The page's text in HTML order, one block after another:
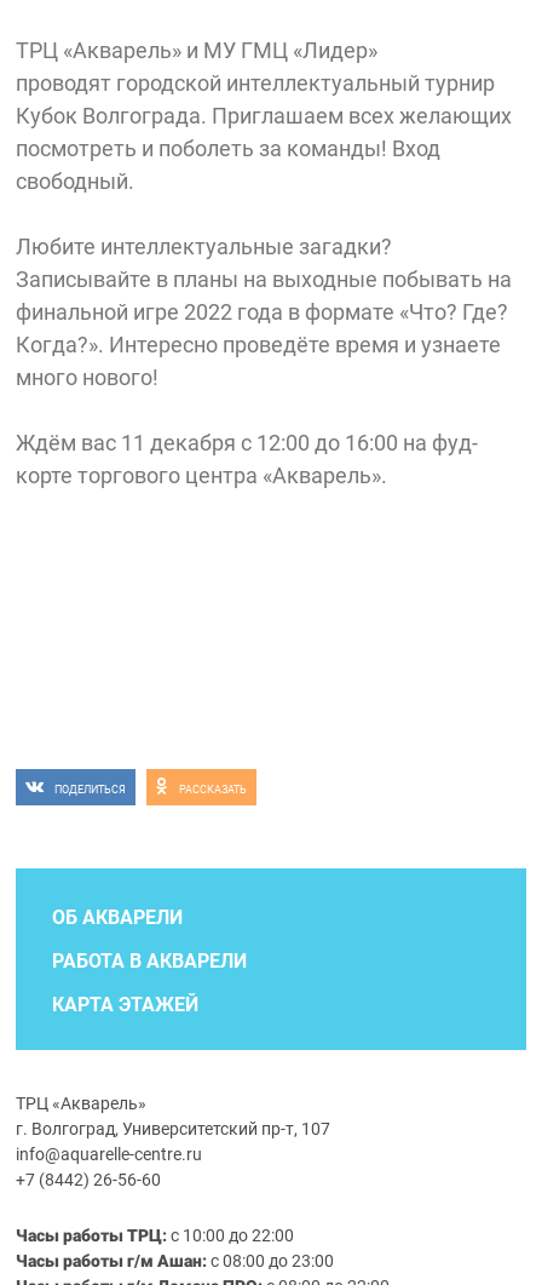
ТРЦ «Акварель» и МУ ГМЦ «Лидер»
проводят городской интеллектуальный турнир
Кубок Волгограда. Приглашаем всех желающих
посмотреть и поболеть за команды! Вход
свободный.
Любите интеллектуальные загадки?
Записывайте в планы на выходные побывать на
финальной игре 2022 года в формате «Что? Где?
Когда?». Интересно проведёте время и узнаете
много нового!
Ждём вас 11 декабря с 12:00 до 16:00 на фуд-
корте торгового центра «Акварель».
ПОДЕЛИТЬСЯ РАССКАЗАТЬ
ОБ АКВАРЕЛИ
РАБОТА В АКВАРЕЛИ
КАРТА ЭТАЖЕЙ
ТРЦ «Акварель»
г. Волгоград, Университетский пр-т, 107
info@aquarelle-centre.ru
+7 (8442) 26-56-60
Часы работы ТРЦ:с 10:00 до 22:00
Часы работы г/м Ашан:с 08:00 до 23:00